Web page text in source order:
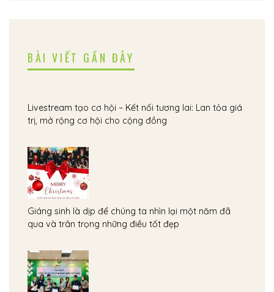
BÀI VIẾT GẦN ĐÂY
Livestream tạo cơ hội – Kết nối tương lai: Lan tỏa giá
trị, mở rộng cơ hội cho cộng đồng
Giáng sinh là dịp để chúng ta nhìn lại một năm đã
qua và trân trọng những điều tốt đẹp